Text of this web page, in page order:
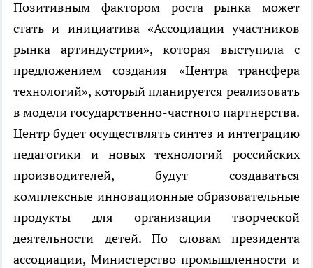
Позитивным фактором роста рынка может
стать и инициатива «Ассоциации участников
рынка артиндустрии», которая выступила с
предложением создания «Центра трансфера
технологий», который планируется реализовать
в модели государственно-частного партнерства.
Центр будет осуществлять синтез и интеграцию
педагогики и новых технологий российских
производителей, будут создаваться
комплексные инновационные образовательные
продукты для организации творческой
деятельности детей. По словам президента
ассоциации, Министерство промышленности и